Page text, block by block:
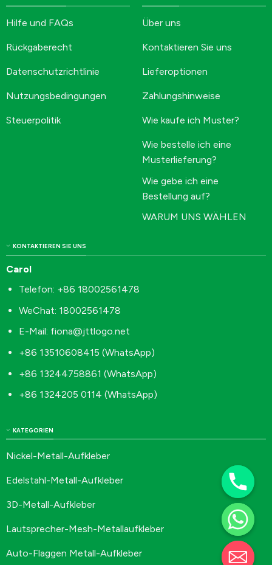
Hilfe und FAQs
Rückgaberecht
Datenschutzrichtlinie
Nutzungsbedingungen
Steuerpolitik
Über uns
Kontaktieren Sie uns
Lieferoptionen
Zahlungshinweise
Wie kaufe ich Muster?
Wie bestelle ich eine
Musterlieferung?
Wie gebe ich eine
Bestellung auf?
WARUM UNS WÄHLEN
KATEGORIEN
Nickel-Metall-Aufkleber
Edelstahl-Metall-Aufkleber
3D-Metall-Aufkleber
Lautsprecher-Mesh-Metallaufkleber
Auto-Flaggen Metall-Aufkleber
KONTAKTIEREN SIE UNS
Carol
Telefon: +86 18002561478
WeChat: 18002561478
E-Mail: fiona@jttlogo.net
+86 13510608415 (WhatsApp)
+86 13244758861 (WhatsApp)
+86 1324205 0114 (WhatsApp)